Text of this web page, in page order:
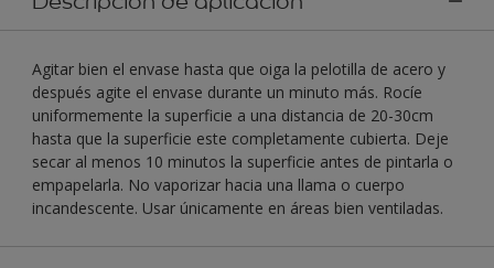
Agitar bien el envase hasta que oiga la pelotilla de acero y
después agite el envase durante un minuto más. Rocíe
uniformemente la superficie a una distancia de 20-30cm
hasta que la superficie este completamente cubierta. Deje
secar al menos 10 minutos la superficie antes de pintarla o
empapelarla. No vaporizar hacia una llama o cuerpo
incandescente. Usar únicamente en áreas bien ventiladas.